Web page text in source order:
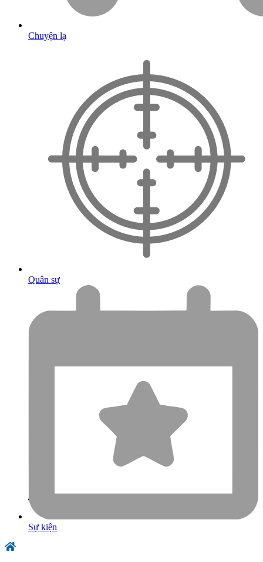
Chuyện lạ
Quân sự
Sự kiện